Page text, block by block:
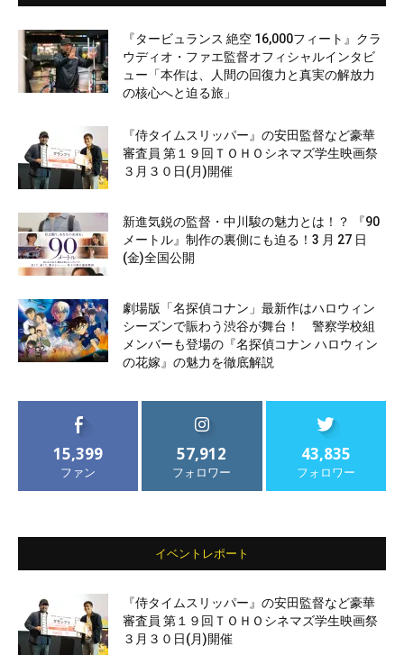
『タービュランス 絶空 16,000フィート』クラ
ウディオ・ファエ監督オフィシャルインタビ
ュー「本作は、人間の回復力と真実の解放力
の核心へと迫る旅」
『侍タイムスリッパー』の安田監督など豪華
審査員 第１９回ＴＯＨＯシネマズ学生映画祭
３月３０日(月)開催
新進気鋭の監督・中川駿の魅力とは！？ 『90
メートル』制作の裏側にも迫る！3 月 27 日
(金)全国公開
劇場版「名探偵コナン」最新作はハロウィン
シーズンで賑わう渋谷が舞台！ 警察学校組
メンバーも登場の『名探偵コナン ハロウィン
の花嫁』の魅力を徹底解説
15,399
ファン
57,912
フォロワー
43,835
フォロワー
イベントレポート
『侍タイムスリッパー』の安田監督など豪華
審査員 第１９回ＴＯＨＯシネマズ学生映画祭
３月３０日(月)開催